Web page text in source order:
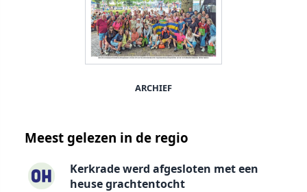
ARCHIEF
Meest gelezen in de regio
Kerkrade werd afgesloten met een
heuse grachtentocht